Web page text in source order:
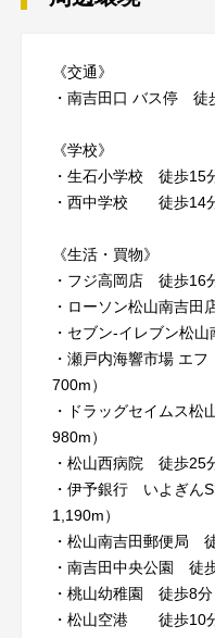
《交通》
・南吉田口 バス停 徒
《学校》
・生石小学校 徒歩15
・西中学校 徒歩14分
《生活・買物》
・フジ高岡店 徒歩16
・ローソン松山南吉
・セブン-イレブン松
・瀬戸内海響市場 エ
700m）
・ドラッグセイムス
980m）
・松山西病院 徒歩25
・伊予銀行 いよぎん
1,190m）
・松山南吉田郵便局
・南吉田中央公園 徒
・桃山幼稚園 徒歩8分
・松山空港 徒歩10分